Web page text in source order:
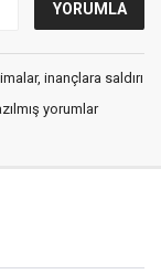
inançlara saldırı
yorumlar